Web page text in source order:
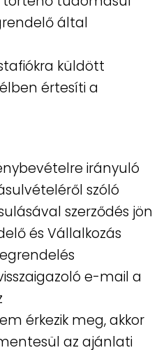
által
küldött
értesíti a
irányuló
szóló
szerződés jön
és Vállalkozás
e-mail a
érkezik meg, akkor
az ajánlati